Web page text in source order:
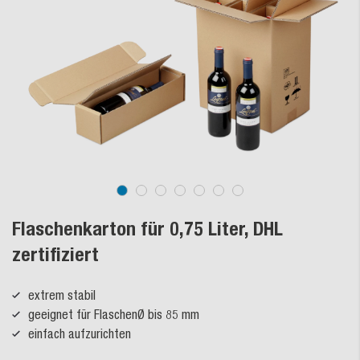
Flaschenkarton für 0,75 Liter, DHL
zertifiziert
extrem stabil
geeignet für FlaschenØ bis 85 mm
einfach aufzurichten